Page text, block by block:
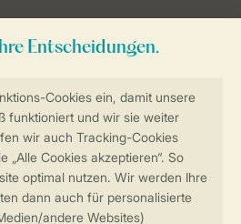
Online-Buchung